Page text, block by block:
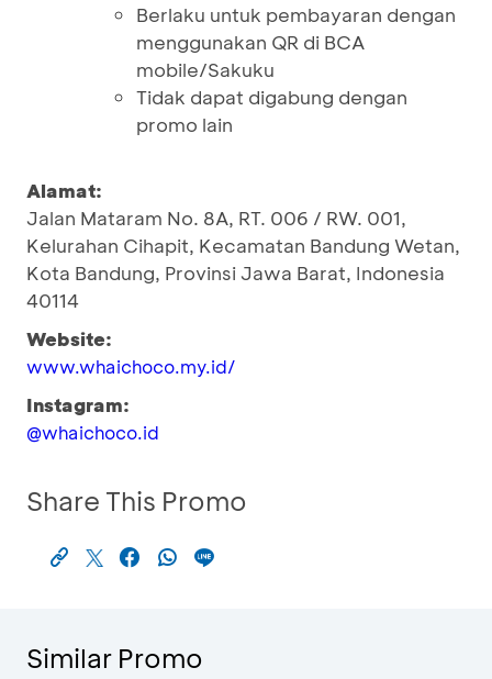
Berlaku untuk pembayaran dengan
menggunakan QR di BCA
mobile/Sakuku
Tidak dapat digabung dengan
promo lain
Alamat:
Jalan Mataram No. 8A, RT. 006 / RW. 001,
Kelurahan Cihapit, Kecamatan Bandung Wetan,
Kota Bandung, Provinsi Jawa Barat, Indonesia
40114
Website:
www.whaichoco.my.id/
Instagram:
@whaichoco.id
Share This Promo
Similar Promo